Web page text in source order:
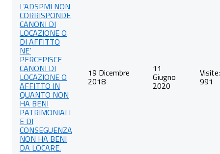
degli
articoli
nella
categoria
Canoni
locazione
affitto
L’ADSPMI NON
CORRISPONDE
CANONI DI
LOCAZIONE O
DI AFFITTO
NE’
PERCEPISCE
CANONI DI
LOCAZIONE O
AFFITTO IN
QUANTO NON
HA BENI
PATRIMONIALI
E DI
CONSEGUENZA
NON HA BENI
DA LOCARE.
19 Dicembre
2018
11
Giugno
2020
Visite:
991